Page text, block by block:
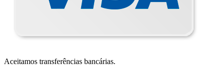
Aceitamos transferências bancárias.